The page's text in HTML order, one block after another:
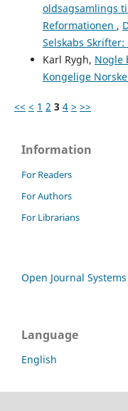
oldsagsamlings
Reformationen ,
Selskabs Skrifter:
Karl Rygh, Nogle
Kongelige
<< < 1 2 3 4 > >>
Information
For Readers
For Authors
For Librarians
Open Journal Systems
Language
English